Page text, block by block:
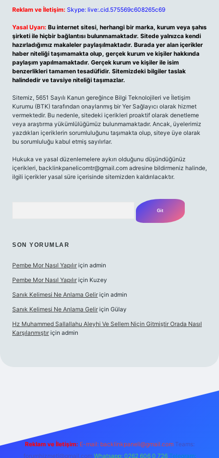
Reklam ve İletişim: Skype: live:.cid.575569c608265c69
Yasal Uyarı: Bu internet sitesi, herhangi bir marka, kurum veya şahıs
şirketi ile hiçbir bağlantısı bulunmamaktadır. Sitede yalnızca kendi
hazırladığımız makaleler paylaşılmaktadır. Burada yer alan içerikler
haber niteliği taşımamakta olup, gerçek kurum ve kişiler hakkında
paylaşım yapılmamaktadır. Gerçek kurum ve kişiler ile isim
benzerlikleri tamamen tesadüfidir. Sitemizdeki bilgiler taslak
halindedir ve tavsiye niteliği taşımazlar.
Sitemiz, 5651 Sayılı Kanun gereğince Bilgi Teknolojileri ve İletişim
Kurumu (BTK) tarafından onaylanmış bir Yer Sağlayıcı olarak hizmet
vermektedir. Bu nedenle, sitedeki içerikleri proaktif olarak denetleme
veya araştırma yükümlülüğümüz bulunmamaktadır. Ancak, üyelerimiz
yazdıkları içeriklerin sorumluluğunu taşımakta olup, siteye üye olarak
bu sorumluluğu kabul etmiş sayılırlar.
Hukuka ve yasal düzenlemelere aykırı olduğunu düşündüğünüz
içerikleri, backlinkpanelicomtr@gmail.com adresine bildirmeniz halinde,
ilgili içerikler yasal süre içerisinde sitemizden kaldırılacaktır.
SON YORUMLAR
Pembe Mor Nasıl Yapılır için admin
Pembe Mor Nasıl Yapılır için Kuzey
Sanık Kelimesi Ne Anlama Gelir için admin
Sanık Kelimesi Ne Anlama Gelir için Gülay
Hz Muhammed Sallallahu Aleyhi Ve Sellem Niçin Gitmiştir Orada Nasıl
Karşılanmıştır için admin
Reklam ve İletişim: E-mail: backlinkpaneli@gmail.com Teams:
forumhizmeti@gmail.com Whatsapp: 0262 606 0 726 Telegram: